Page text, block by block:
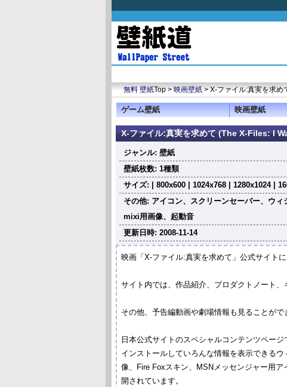
無料 壁紙Top >映画壁紙> X-ファイル:真実を求め
ゲーム壁紙 映画壁紙
X-ファイル:真実を求めて (The X-Files: I
ジャンル: 壁紙
壁紙枚数: 1種類
サイズ: | 800x600 | 1024x768 | 1280x1024 |
その他: アイコン、スクリーンセーバー、ウィ
mixi用画像、起動音
更新日時: 2008-11-14
映画「X-ファイル:真実を求めて」公式サイト
サイト内では、作品紹介、プロダクトノート、
その他、予告編動画や劇場情報も見ることがで
日本公式サイトのスペシャルコンテンツペー
インストールしていろんな情報を表示できる
像、Fire Foxスキン、MSNメッセンジャー用
開されています。